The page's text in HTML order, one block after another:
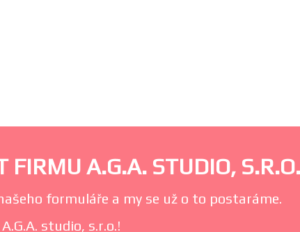
FIRMU A.G.A. STUDIO,
formuláře a my se už o to postaráme.
studio, s.r.o.!